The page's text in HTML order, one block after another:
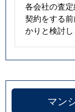
各会社の査定
契約をする
かりと検討し
マン